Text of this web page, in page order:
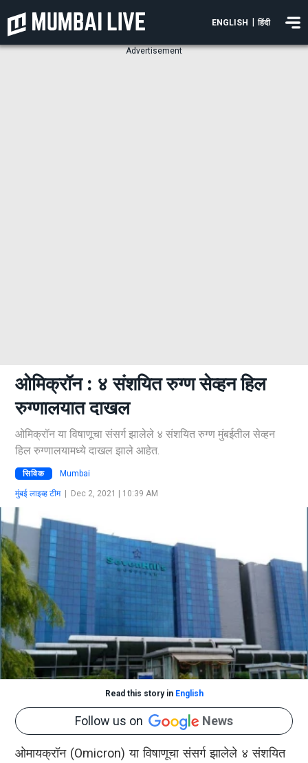
ENGLISH हिंदी
Advertisement
ओमिक्रॉन : ४ संशयित रुग्ण सेव्हन हिल
रुग्णालयात दाखल
ओमिक्रॉन या विषाणूचा संसर्ग झालेले ४ संशयित रुग्ण मुंबईतील सेव्हन
हिल रुग्णालयामध्ये दाखल झाले आहेत.
सिविक Mumbai
मुंबई लाइव्ह टीम| Dec 2, 2021 | 10:39 AM
Read this story in English
Follow us on News
ओमायक्रॉन (Omicron) या विषाणूचा संसर्ग झालेले ४ संशयित